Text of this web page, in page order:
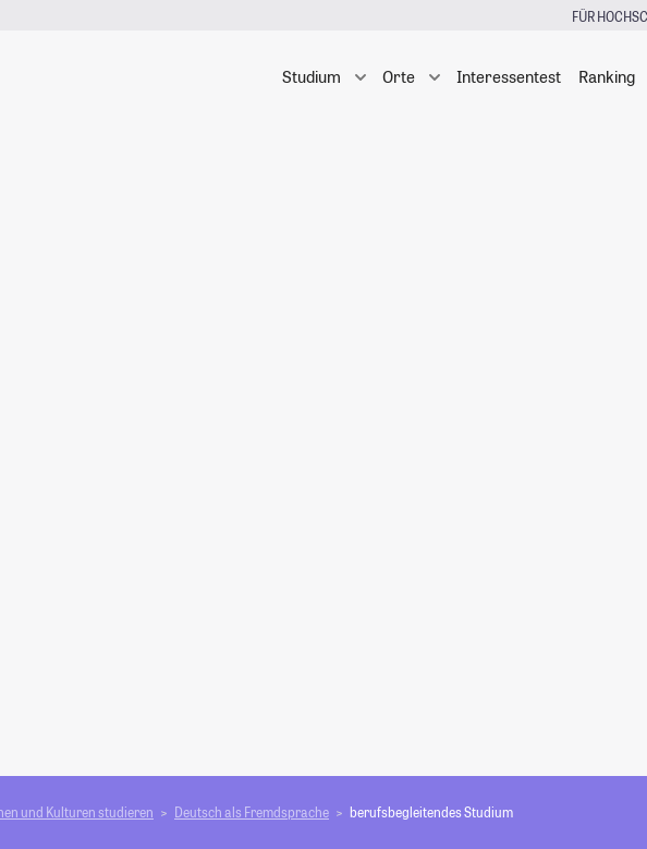
FÜR
Studium Orte Interessentest Ranking
und Kulturen studieren Deutsch als Fremdsprache berufsbegleitendes Studium